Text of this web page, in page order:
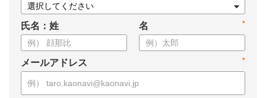
氏名：姓 *
名
*
メールアドレス